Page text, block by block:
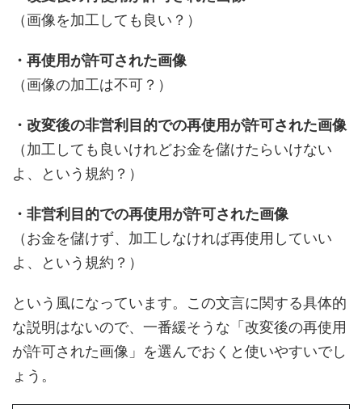
（画像を加工しても良い？）
・再使用が許可された画像
（画像の加工は不可？）
・改変後の非営利目的での再使用が許可された画像
（加工しても良いけれどお金を儲けたらいけない
よ、という規約？）
・非営利目的での再使用が許可された画像
（お金を儲けず、加工しなければ再使用していい
よ、という規約？）
という風になっています。この文言に関する具体的
な説明はないので、一番緩そうな「改変後の再使用
が許可された画像」を選んでおくと使いやすいでし
ょう。